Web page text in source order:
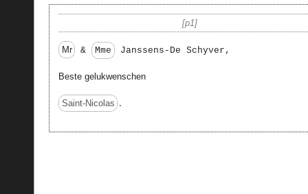
p1
Mr & Mme Janssens-De Schyver,
Beste gelukwenschen
Saint-Nicolas .